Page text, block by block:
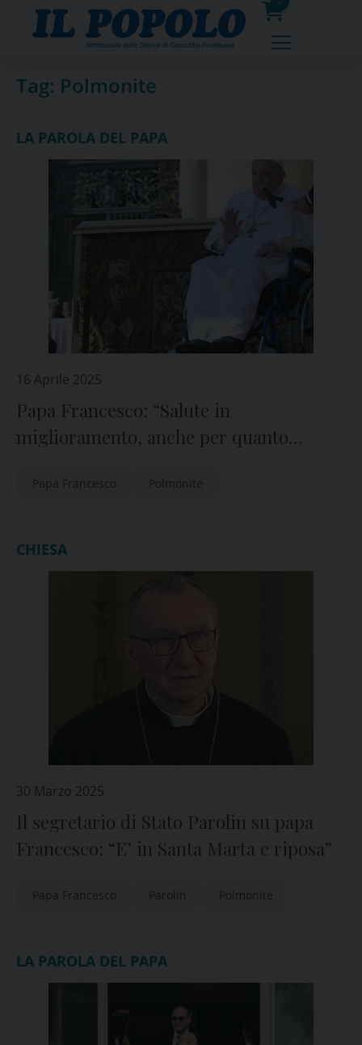
0
prodotti
Tag: Polmonite
LA PAROLA DEL PAPA
16 Aprile 2025
Papa Francesco: “Salute in
miglioramento, anche per quanto
Papa Francesco Polmonite
CHIESA
30 Marzo 2025
Il segretario di Stato Parolin su papa
Francesco: “E’ in Santa Marta e riposa”
Papa Francesco Parolin Polmonite
LA PAROLA DEL PAPA